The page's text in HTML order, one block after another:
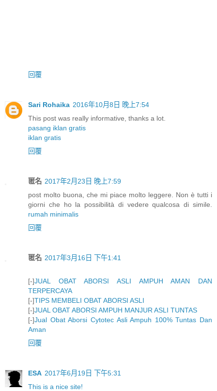
回覆
Sari Rohaika 2016年10月8日 晚上7:54
This post was really informative, thanks a lot.
pasang iklan gratis
iklan gratis
回覆
匿名 2017年2月23日 晚上7:59
post molto buona, che mi piace molto leggere. Non è tutti i
giorni che ho la possibilità di vedere qualcosa di simile.
rumah minimalis
回覆
匿名 2017年3月16日 下午1:41
[-]JUAL OBAT ABORSI ASLI AMPUH AMAN DAN
TERPERCAYA
[-]TIPS MEMBELI OBAT ABORSI ASLI
[-]JUAL OBAT ABORSI AMPUH MANJUR ASLI TUNTAS
[-]Jual Obat Aborsi Cytotec Asli Ampuh 100% Tuntas Dan
Aman
回覆
ESA 2017年6月19日 下午5:31
This is a nice site!